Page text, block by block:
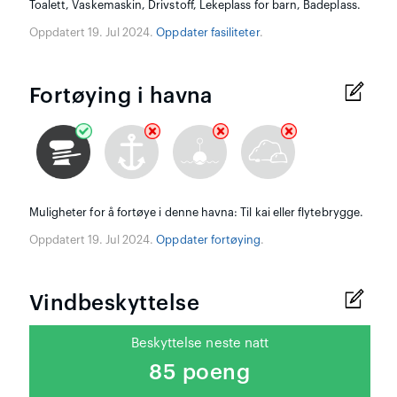
Toalett, Vaskemaskin, Drivstoff, Lekeplass for barn, Badeplass.
Oppdatert 19. Jul 2024.Oppdater fasiliteter.
Fortøying i havna
Muligheter for å fortøye i denne havna: Til kai eller flytebrygge.
Oppdatert 19. Jul 2024.Oppdater fortøying.
Vindbeskyttelse
Beskyttelse neste natt
85 poeng